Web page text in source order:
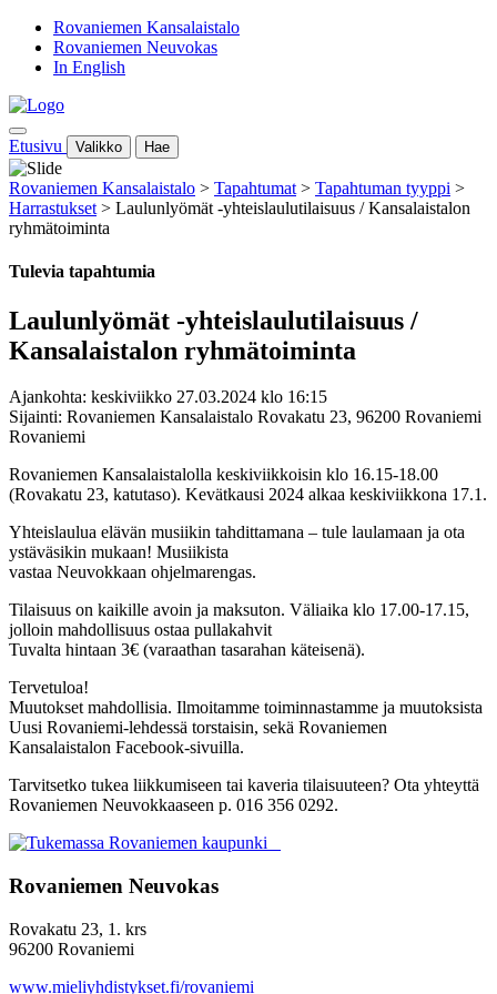
Rovaniemen Kansalaistalo
Rovaniemen Neuvokas
In English
Etusivu Valikko Hae
Rovaniemen Kansalaistalo > Tapahtumat > Tapahtuman tyyppi >
Harrastukset > Laulunlyömät -yhteislaulutilaisuus / Kansalaistalon
ryhmätoiminta
Tulevia tapahtumia
Laulunlyömät -yhteislaulutilaisuus /
Kansalaistalon ryhmätoiminta
Ajankohta: keskiviikko 27.03.2024 klo 16:15
Sijainti: Rovaniemen Kansalaistalo Rovakatu 23, 96200 Rovaniemi
Rovaniemi
Rovaniemen Kansalaistalolla keskiviikkoisin klo 16.15-18.00
(Rovakatu 23, katutaso). Kevätkausi 2024 alkaa keskiviikkona 17.1.
Yhteislaulua elävän musiikin tahdittamana – tule laulamaan ja ota
ystäväsikin mukaan! Musiikista
vastaa Neuvokkaan ohjelmarengas.
Tilaisuus on kaikille avoin ja maksuton. Väliaika klo 17.00-17.15,
jolloin mahdollisuus ostaa pullakahvit
Tuvalta hintaan 3€ (varaathan tasarahan käteisenä).
Tervetuloa!
Muutokset mahdollisia. Ilmoitamme toiminnastamme ja muutoksista
Uusi Rovaniemi-lehdessä torstaisin, sekä Rovaniemen
Kansalaistalon Facebook-sivuilla.
Tarvitsetko tukea liikkumiseen tai kaveria tilaisuuteen? Ota yhteyttä
Rovaniemen Neuvokkaaseen p. 016 356 0292.
Rovaniemen Neuvokas
Rovakatu 23, 1. krs
96200 Rovaniemi
www.mieliyhdistykset.fi/rovaniemi